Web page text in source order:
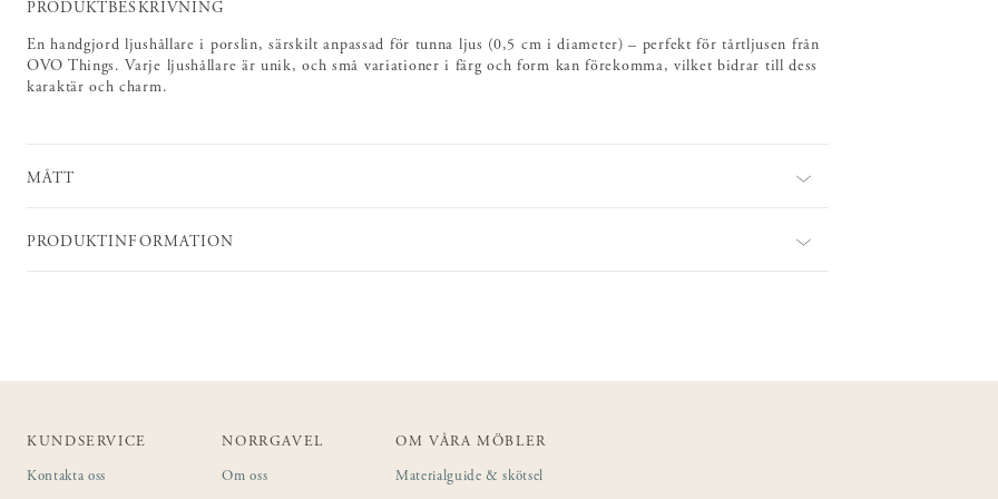
PRODUKTBESKRIVNING
En handgjord ljushållare i porslin, särskilt anpassad för tunna ljus (0,5 cm i diameter) – perfekt för tårtljusen från
OVO Things. Varje ljushållare är unik, och små variationer i färg och form kan förekomma, vilket bidrar till dess
karaktär och charm.
MÅTT
PRODUKTINFORMATION
KUNDSERVICE
Kontakta oss
NORRGAVEL
Om oss
OM VÅRA MÖBLER
Materialguide & skötsel